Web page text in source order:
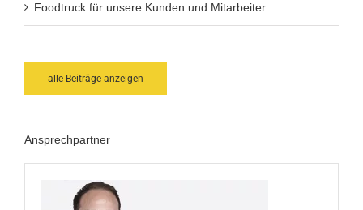
Foodtruck für unsere Kunden und Mitarbeiter
alle Beiträge anzeigen
Ansprechpartner